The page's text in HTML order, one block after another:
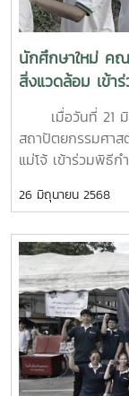
นักศึกษาใหม่ คณ
สิ่งแวดล้อม เข้า
ภาคภูมิใจให้นัก
เมื่อวันที่ 21 มิ
สถาปัตยกรรมศาส
แม่โจ้ เข้าร่วมพิธี
สืบสานประเพณี เ
ภูมิใจให้นักศึกษาใ
โครงการเสริมส
ยินดีกับนักศึกษาใ
สิ่งแวดล้อมทุกคน
26 มิถุนายน